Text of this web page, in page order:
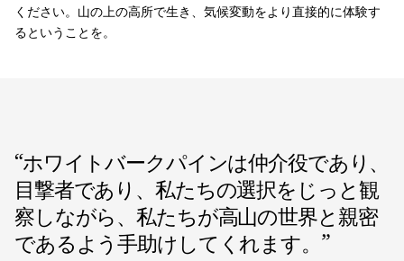
ください。山の上の高所で生き、気候変動をより直接的に体験す
るということを。
“ホワイトバークパインは仲介役であり、
目撃者であり、私たちの選択をじっと観
察しながら、私たちが高山の世界と親密
であるよう手助けしてくれます。 ”